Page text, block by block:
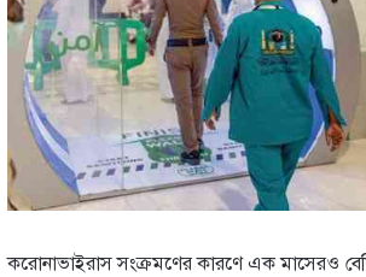
করোনাভাইরাস সংক্রমণের কারণে এক মাসেরও